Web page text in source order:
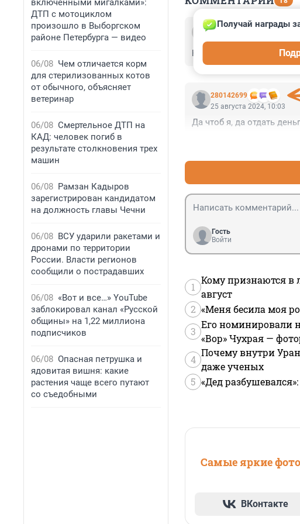
включенными мигалками»:
ДТП с мотоциклом
произошло в Выборгском
районе Петербурга — видео
06/08 Чем отличается корм
для стерилизованных котов
от обычного, объясняет
ветеринар
06/08 Смертельное ДТП на
КАД: человек погиб в
результате столкновения трех
машин
06/08 Рамзан Кадыров
зарегистрирован кандидатом
на должность главы Чечни
06/08 ВСУ ударили ракетами и
дронами по территории
России. Власти регионов
сообщили о пострадавших
06/08 «Вот и все…» YouTube
заблокировал канал «Русской
общины» на 1,22 миллиона
подписчиков
06/08 Опасная петрушка и
ядовитая вишня: какие
растения чаще всего путают
со съедобными
Гость
Николай Басков
280142699
Получай награды
25 августа 2024, 10:03
Да чтоб я, да отдать
Гость
Войти
1
Кому признаются в
август
2 «Меня бесила моя
3
Его номинировали
«Вор» Чухрая —
4
Почему внутри
даже ученых
5 «Дед
Самые яркие
ВКонтакте